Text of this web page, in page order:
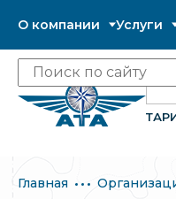
О компании Услуги
Главная